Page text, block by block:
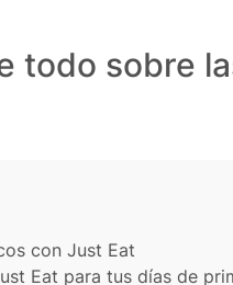
todo sobre
con Just Eat
Eat para tus días de